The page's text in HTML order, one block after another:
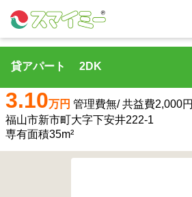
買う
貸アパート 2DK
3.10万円 管理費無/ 共益費2,000円
福山市新市町大字下安井222‐1
専有面積35m²